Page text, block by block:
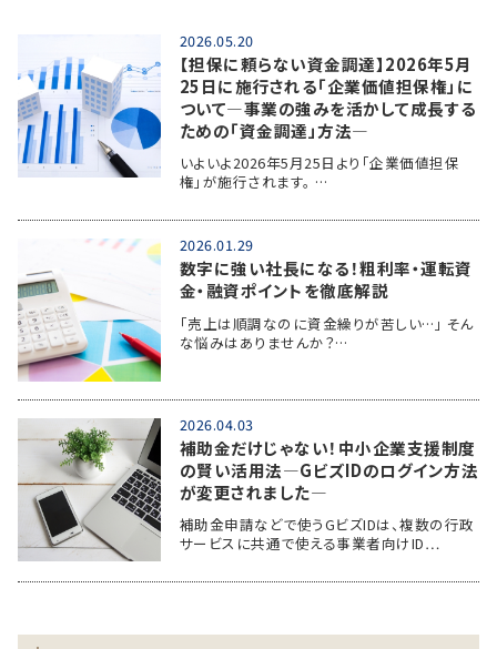
2026.05.20
【担保に頼らない資金調達】2026年5月
25日に施行される「企業価値担保権」に
ついて―事業の強みを活かして成長する
ための「資金調達」方法―
いよいよ2026年5月25日より「企業価値担保
権」が施行されます。 …
2026.01.29
数字に強い社長になる！粗利率・運転資
金・融資ポイントを徹底解説
「売上は順調なのに資金繰りが苦しい…」 そん
な悩みはありませんか？…
2026.04.03
補助金だけじゃない！中小企業支援制度
の賢い活用法―GビズIDのログイン方法
が変更されました―
補助金申請などで使うGビズIDは、複数の行政
サービスに共通で使える事業者向けID…